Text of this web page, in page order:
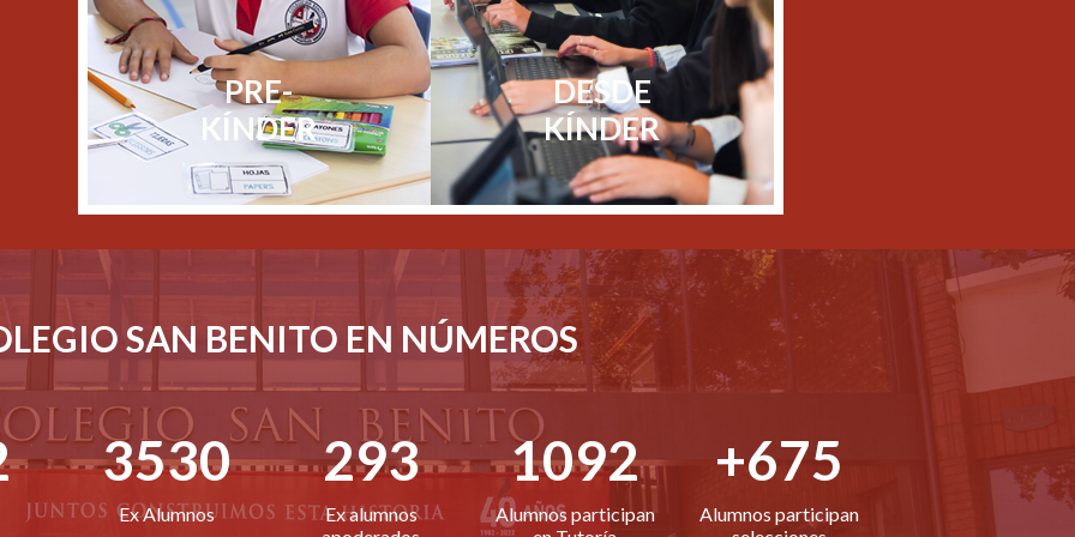
PRE-
KÍNDER
DESDE
KÍNDER
SAN BENITO EN NÚMEROS
3530
Ex Alumnos
293
Ex alumnos
1092
Alumnos participan
+675
Alumnos participan